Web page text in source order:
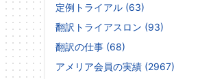
定例トライアル (63)
翻訳トライアスロン (93)
翻訳の仕事 (68)
アメリア会員の実績 (2967)